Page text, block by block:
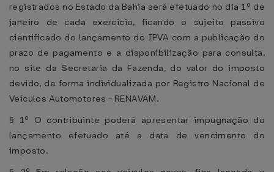
registrados no Estado da Bahia será efetuado no dia 1º de
janeiro de cada exercício, ficando o sujeito passivo
cientificado do lançamento do IPVA com a publicação do
prazo de pagamento e a disponibilização para consulta,
no site da Secretaria da Fazenda, do valor do imposto
devido, de forma individualizada por Registro Nacional de
Veículos Automotores - RENAVAM.
§ 1º O contribuinte poderá apresentar impugnação do
lançamento efetuado até a data de vencimento do
imposto.